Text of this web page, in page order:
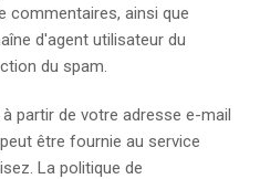
commentaires, ainsi que
d'agent utilisateur du
du spam.
partir de votre adresse e-mail
être fournie au service
La politique de